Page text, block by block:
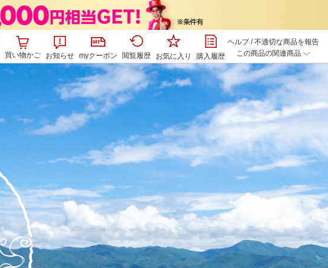
買い物かご お知らせ myクーポン 閲覧履歴 お気に入り 購入履歴
ヘルプ/不適切な商品を報告
この商品の関連商品